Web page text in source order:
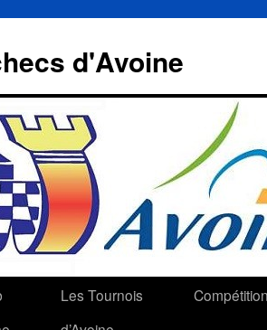
d'Avoine
Les Tournois